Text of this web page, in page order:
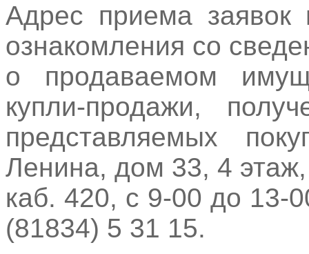
Адрес приема заявок
ознакомления со
о продаваемом
купли-продажи,
представляемых
Ленина, дом 33, 4 этаж,
каб. 420, с 9-00 до 13-
(81834) 5 31 15.